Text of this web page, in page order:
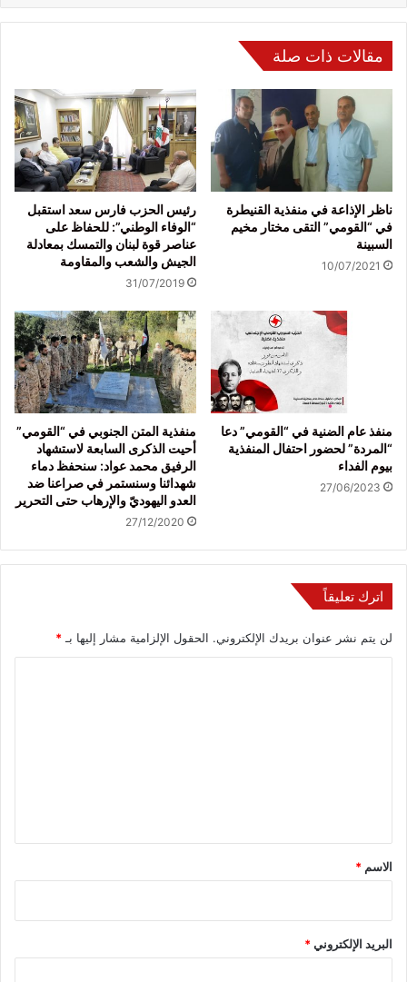
مقالات ذات صلة
ناظر الإذاعة في منفذية القنيطرة
في “القومي” التقى مختار مخيم
السبينة
10/07/2021
رئيس الحزب فارس سعد استقبل
“الوفاء الوطني”: للحفاظ على
عناصر قوة لبنان والتمسك بمعادلة
الجيش والشعب والمقاومة
31/07/2019
منفذ عام الضنية في “القومي” دعا
“المردة” لحضور احتفال المنفذية
بيوم الفداء
27/06/2023
منفذية المتن الجنوبي في “القومي”
أحيت الذكرى السابعة لاستشهاد
الرفيق محمد عواد: سنحفظ دماء
شهدائنا وسنستمر في صراعنا ضد
العدو اليهوديّ والإرهاب حتى التحرير
27/12/2020
اترك تعليقاً
لن يتم نشر عنوان بريدك الإلكتروني. الحقول الإلزامية مشار إليها بـ *
*
الاسم *
البريد الإلكتروني*